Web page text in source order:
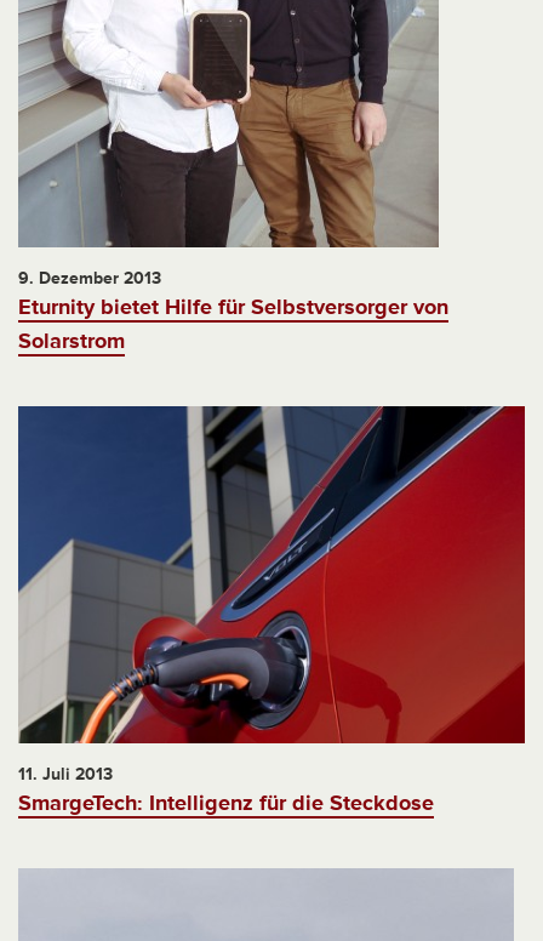
9. Dezember 2013
Eturnity bietet Hilfe für Selbstversorger von
Solarstrom
11. Juli 2013
SmargeTech: Intelligenz für die Steckdose